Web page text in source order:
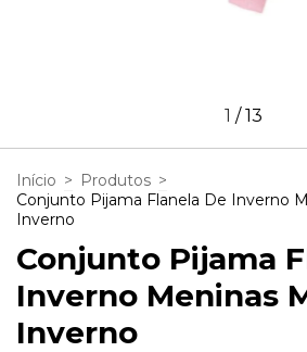
1 /13
Início > Produtos >
Conjunto Pijama Flanela De Inverno
Inverno
Conjunto Pijama
Inverno Meninas
Inverno